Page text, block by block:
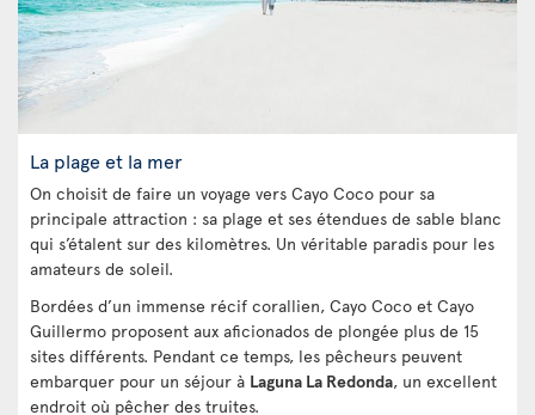
La plage et la mer
On choisit de faire un voyage vers Cayo Coco pour sa
principale attraction : sa plage et ses étendues de sable blanc
qui s’étalent sur des kilomètres. Un véritable paradis pour les
amateurs de soleil.
Bordées d’un immense récif corallien, Cayo Coco et Cayo
Guillermo proposent aux aficionados de plongée plus de 15
sites différents. Pendant ce temps, les pêcheurs peuvent
embarquer pour un séjour à Laguna La Redonda, un excellent
endroit où pêcher des truites.